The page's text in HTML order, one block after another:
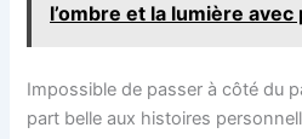
l’ombre et la lumière
Impossible de passer à côté du
part belle aux histoires